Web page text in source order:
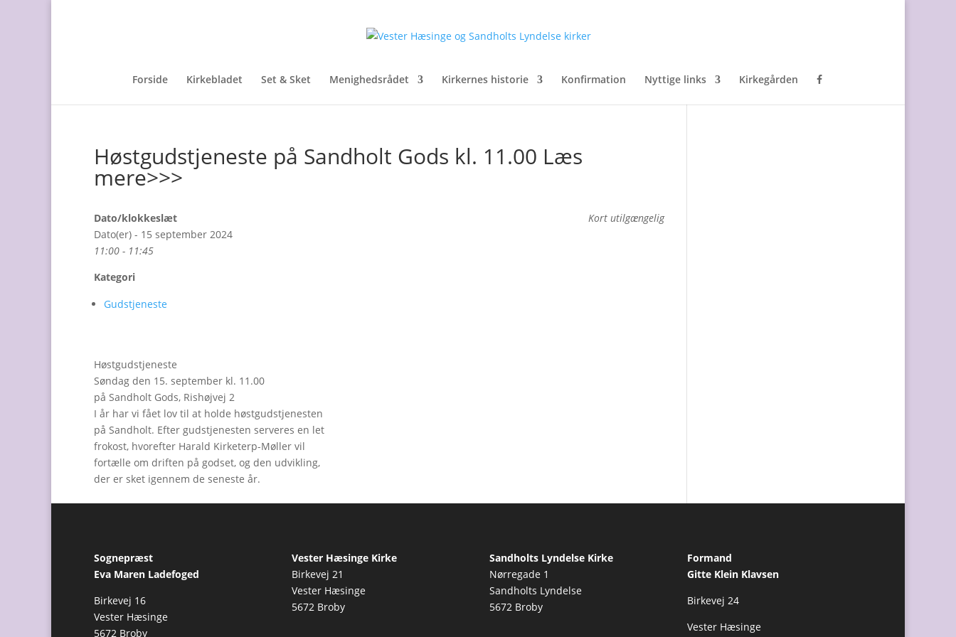
Forside Kirkebladet Set & Sket Menighedsrådet Kirkernes historie Konfirmation Nyttige links Kirkegården
Høstgudstjeneste på Sandholt Gods kl. 11.00 Læs
mere>>>
Kort utilgængelig
Dato/klokkeslæt
Dato(er) - 15 september 2024
11:00 - 11:45
Kategori
Gudstjeneste
Høstgudstjeneste
Søndag den 15. september kl. 11.00
på Sandholt Gods, Rishøjvej 2
I år har vi fået lov til at holde høstgudstjenesten
på Sandholt. Efter gudstjenesten serveres en let
frokost, hvorefter Harald Kirketerp-Møller vil
fortælle om driften på godset, og den udvikling,
der er sket igennem de seneste år.
Sognepræst
Eva Maren Ladefoged
Birkevej 16
Vester Hæsinge
5672 Broby
Vester Hæsinge Kirke
Birkevej 21
Vester Hæsinge
5672 Broby
Sandholts Lyndelse Kirke
Nørregade 1
Sandholts Lyndelse
5672 Broby
Formand
Gitte Klein Klavsen
Birkevej 24
Vester Hæsinge